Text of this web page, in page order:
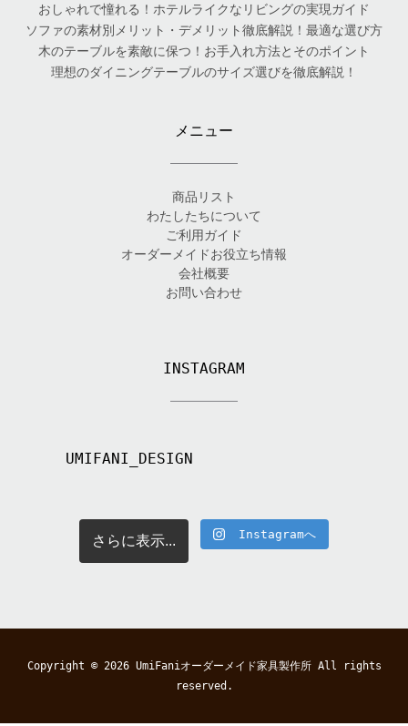
おしゃれで憧れる！ホテルライクなリビングの実現ガイド
ソファの素材別メリット・デメリット徹底解説！最適な選び方
木のテーブルを素敵に保つ！お手入れ方法とそのポイント
理想のダイニングテーブルのサイズ選びを徹底解説！
メニュー
商品リスト
わたしたちについて
ご利用ガイド
オーダーメイドお役立ち情報
会社概要
お問い合わせ
INSTAGRAM
UMIFANI_DESIGN
さらに表示... Instagramへ
Copyright © 2026 UmiFaniオーダーメイド家具製作所All rights
reserved.